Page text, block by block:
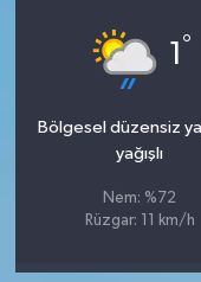
1 °
Bölgesel düzensiz
yağışlı
Nem: %72
Rüzgar: 11 km/h